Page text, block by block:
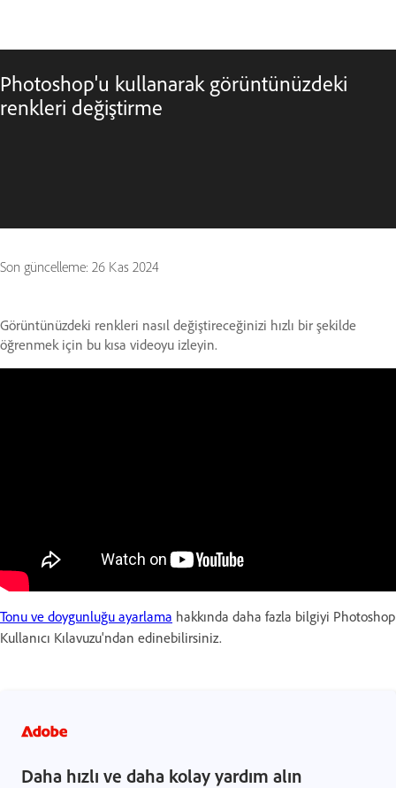
Photoshop'u kullanarak görüntünüzdeki
renkleri değiştirme
Son güncelleme: 26 Kas 2024
Görüntünüzdeki renkleri nasıl değiştireceğinizi hızlı bir şekilde
öğrenmek için bu kısa videoyu izleyin.
Tonu ve doygunluğu ayarlama hakkında daha fazla bilgiyi Photoshop
Kullanıcı Kılavuzu'ndan edinebilirsiniz.
Daha hızlı ve daha kolay yardım alın